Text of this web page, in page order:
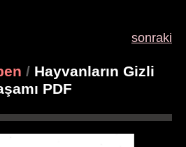
sonraki
/Hayvanların Gizli
PDF